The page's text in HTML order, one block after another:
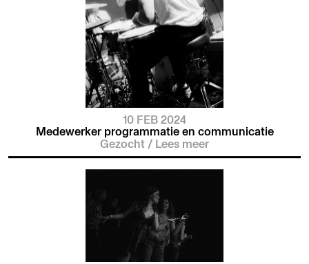
10 FEB 2024
Medewerker programmatie en communicatie
Gezocht / Lees meer